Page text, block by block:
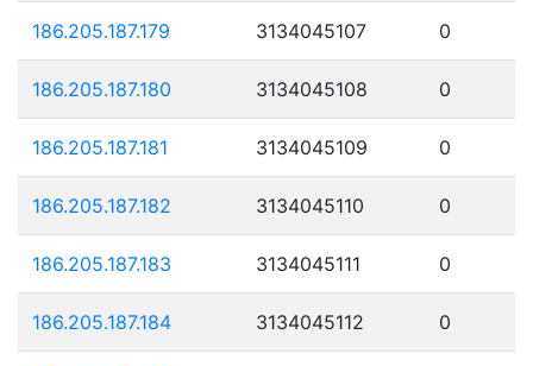
186.205.187.179 3134045107 0
186.205.187.180 3134045108 0
186.205.187.181 3134045109 0
186.205.187.182 3134045110 0
186.205.187.183 3134045111 0
186.205.187.184 3134045112 0